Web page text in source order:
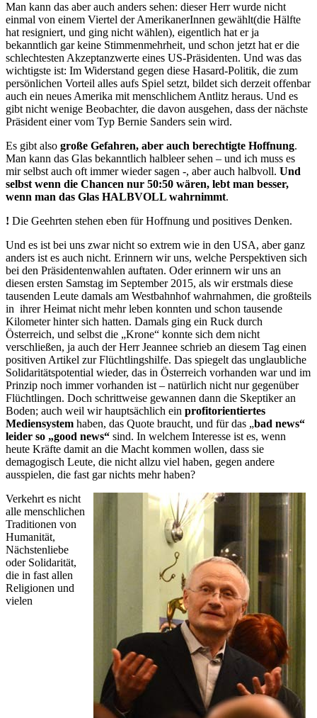
Man kann das aber auch anders sehen: dieser Herr wurde nicht
einmal von einem Viertel der AmerikanerInnen gewählt(die Hälfte
hat resigniert, und ging nicht wählen), eigentlich hat er ja
bekanntlich gar keine Stimmenmehrheit, und schon jetzt hat er die
schlechtesten Akzeptanzwerte eines US-Präsidenten. Und was das
wichtigste ist: Im Widerstand gegen diese Hasard-Politik, die zum
persönlichen Vorteil alles aufs Spiel setzt, bildet sich derzeit offenbar
auch ein neues Amerika mit menschlichem Antlitz heraus. Und es
gibt nicht wenige Beobachter, die davon ausgehen, dass der nächste
Präsident einer vom Typ Bernie Sanders sein wird.
Es gibt also große Gefahren, aber auch berechtigte Hoffnung.
Man kann das Glas bekanntlich halbleer sehen – und ich muss es
mir selbst auch oft immer wieder sagen -, aber auch halbvoll. Und
selbst wenn die Chancen nur 50:50 wären, lebt man besser,
wenn man das Glas HALBVOLL wahrnimmt.
! Die Geehrten stehen eben für Hoffnung und positives Denken.
Und es ist bei uns zwar nicht so extrem wie in den USA, aber ganz
anders ist es auch nicht. Erinnern wir uns, welche Perspektiven sich
bei den Präsidentenwahlen auftaten. Oder erinnern wir uns an
diesen ersten Samstag im September 2015, als wir erstmals diese
tausenden Leute damals am Westbahnhof wahrnahmen, die großteils
in ihrer Heimat nicht mehr leben konnten und schon tausende
Kilometer hinter sich hatten. Damals ging ein Ruck durch
Österreich, und selbst die „Krone“ konnte sich dem nicht
verschließen, ja auch der Herr Jeannee schrieb an diesem Tag einen
positiven Artikel zur Flüchtlingshilfe. Das spiegelt das unglaubliche
Solidaritätspotential wieder, das in Österreich vorhanden war und im
Prinzip noch immer vorhanden ist – natürlich nicht nur gegenüber
Flüchtlingen. Doch schrittweise gewannen dann die Skeptiker an
Boden; auch weil wir hauptsächlich ein profitorientiertes
Mediensystem haben, das Quote braucht, und für das „bad news“
leider so „good news“ sind. In welchem Interesse ist es, wenn
heute Kräfte damit an die Macht kommen wollen, dass sie
demagogisch Leute, die nicht allzu viel haben, gegen andere
ausspielen, die fast gar nichts mehr haben?
Verkehrt es nicht
alle menschlichen
Traditionen von
Humanität,
Nächstenliebe
oder Solidarität,
die in fast allen
Religionen und
vielen